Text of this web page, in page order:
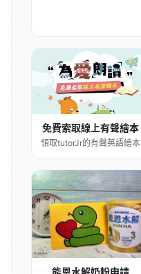
免費索取線上有聲繪本
領取tutorJr的有聲英語繪本
能恩水解奶粉申請